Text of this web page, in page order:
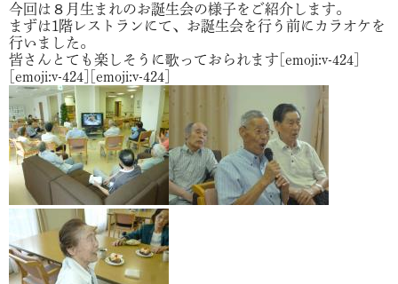
今回は８月生まれのお誕生会の様子をご紹介します。
まずは1階レストランにて、お誕生会を行う前にカラオケを
行いました。
皆さんとても楽しそうに歌っておられます[emoji:v-424]
[emoji:v-424][emoji:v-424]